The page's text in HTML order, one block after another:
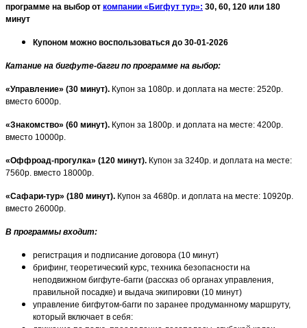
программе на выбор от компании «Бигфут тур»: 30, 60, 120 или 180
минут
Купоном можно воспользоваться до 30-01-2026
Катание на бигфуте-багги по программе на выбор:
«Управление» (30 минут). Купон за 1080р. и доплата на месте: 2520р.
вместо 6000р.
«Знакомство» (60 минут). Купон за 1800р. и доплата на месте: 4200р.
вместо 10000р.
«Оффроад-прогулка» (120 минут). Купон за 3240р. и доплата на месте:
7560р. вместо 18000р.
«Сафари-тур» (180 минут). Купон за 4680р. и доплата на месте: 10920р.
вместо 26000р.
В программы входит:
регистрация и подписание договора (10 минут)
брифинг, теоретический курс, техника безопасности на
неподвижном бигфуте-багги (рассказ об органах управления,
правильной посадке) и выдача экипировки (10 минут)
управление бигфутом-багги по заранее продуманному маршруту,
который включает в себя: